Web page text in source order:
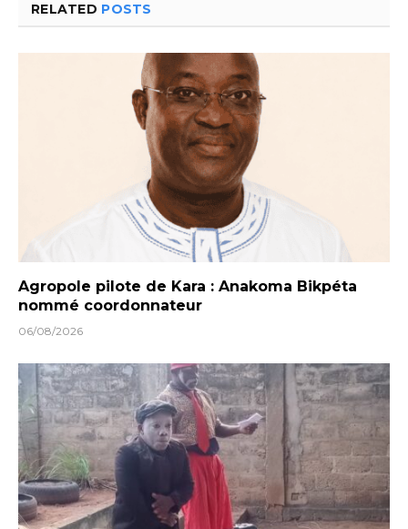
RELATED POSTS
Agropole pilote de Kara : Anakoma Bikpéta
nommé coordonnateur
06/08/2026